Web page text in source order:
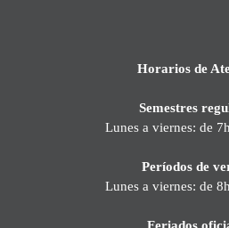
Horarios de
Semestres
Lunes a viernes: de
Períodos de
Lunes a viernes: de
Feriados